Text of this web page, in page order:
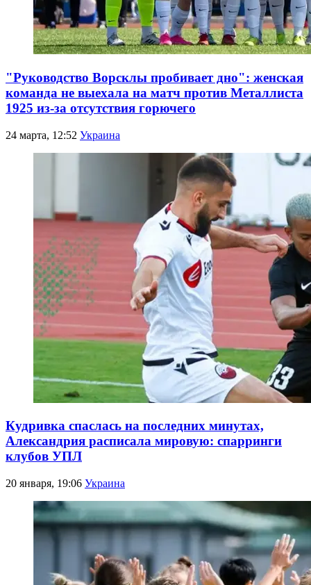
"Руководство Ворсклы пробивает дно": женская
команда не выехала на матч против Металлиста
1925 из-за отсутствия горючего
24 марта, 12:52 Украина
Кудривка спаслась на последних минутах,
Александрия расписала мировую: спарринги
клубов УПЛ
20 января, 19:06 Украина